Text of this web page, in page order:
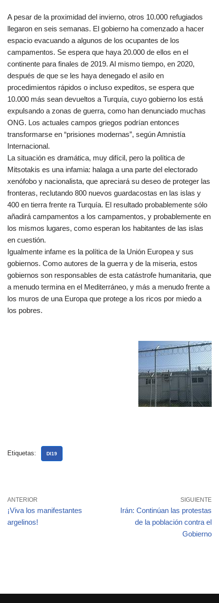
A pesar de la proximidad del invierno, otros 10.000 refugiados
llegaron en seis semanas. El gobierno ha comenzado a hacer
espacio evacuando a algunos de los ocupantes de los
campamentos. Se espera que haya 20.000 de ellos en el
continente para finales de 2019. Al mismo tiempo, en 2020,
después de que se les haya denegado el asilo en
procedimientos rápidos o incluso expeditos, se espera que
10.000 más sean devueltos a Turquía, cuyo gobierno los está
expulsando a zonas de guerra, como han denunciado muchas
ONG. Los actuales campos griegos podrían entonces
transformarse en “prisiones modernas”, según Amnistía
Internacional.
La situación es dramática, muy difícil, pero la política de
Mitsotakis es una infamia: halaga a una parte del electorado
xenófobo y nacionalista, que apreciará su deseo de proteger las
fronteras, reclutando 800 nuevos guardacostas en las islas y
400 en tierra frente ra Turquía. El resultado probablemente sólo
añadirá campamentos a los campamentos, y probablemente en
los mismos lugares, como esperan los habitantes de las islas
en cuestión.
Igualmente infame es la política de la Unión Europea y sus
gobiernos. Como autores de la guerra y de la miseria, estos
gobiernos son responsables de esta catástrofe humanitaria, que
a menudo termina en el Mediterráneo, y más a menudo frente a
los muros de una Europa que protege a los ricos por miedo a
los pobres.
Etiquetas: DI19
ANTERIOR
¡Viva los manifestantes
argelinos!
SIGUIENTE
Irán: Continúan las protestas
de la población contra el
Gobierno